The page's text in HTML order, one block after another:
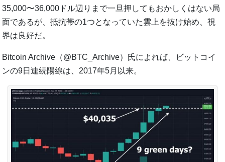
35,000〜36,000ドル辺りまで一旦押してもおかしくはない局
面であるが、抵抗帯の1つとなっていた雲上を抜け始め、視
界は良好だ。
Bitcoin Archive（@BTC_Archive）氏によれば、ビットコイ
ンの9日連続陽線は、2017年5月以来。